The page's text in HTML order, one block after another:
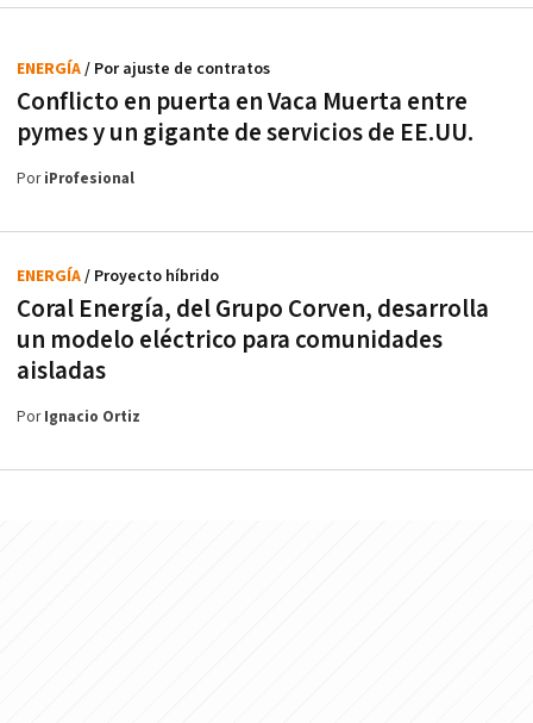
Conflicto en puerta en Vaca Muerta entre
pymes y un gigante de servicios de EE.UU.
ENERGÍA/ Por ajuste de contratos
PoriProfesional
Coral Energía, del Grupo Corven, desarrolla
un modelo eléctrico para comunidades
aisladas
ENERGÍA/ Proyecto híbrido
PorIgnacio Ortiz